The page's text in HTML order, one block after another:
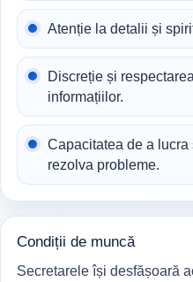
Atenție la detalii și
Discreție și
informațiilor.
Capacitatea de a
rezolva probleme.
Condiții de muncă
Secretarele își desfășoară